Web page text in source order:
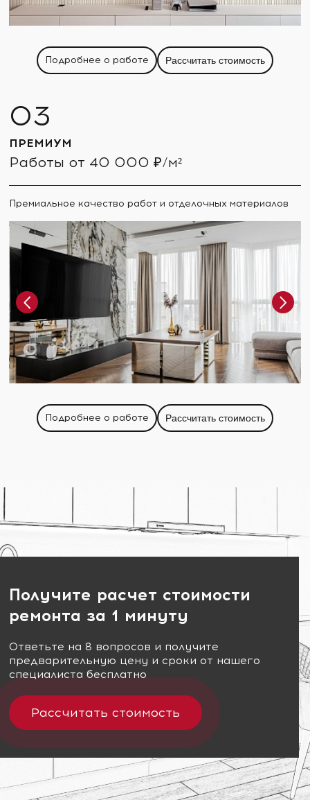
Подробнее о работе Рассчитать стоимость
ПРЕМИУМ
Работы от 40 000 ₽/м²
Премиальное качество работ и отделочных материалов
Подробнее о работе Рассчитать стоимость
Получите расчет стоимости
ремонта за 1 минуту
Ответьте на 8 вопросов и получите
предварительную цену и сроки от нашего
специалиста бесплатно
Рассчитать стоимость